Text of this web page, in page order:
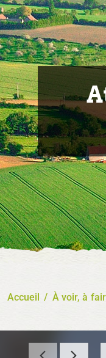
Accueil / À voir, à